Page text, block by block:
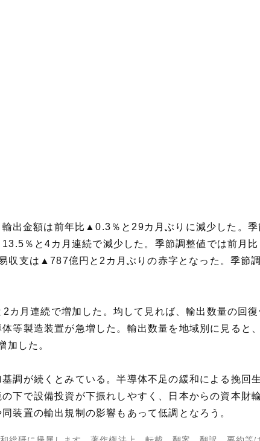
出金額は前年比▲0.3％と29カ月ぶりに減少した。
％と4カ月連続で減少した。季節調整値では前月
収支は▲787億円と2カ月ぶりの赤字となった。季節
月連続で増加した。均して見れば、輸出数量の回
等製造装置が急増した。輸出数量を地域別に見る
加した。
調が続くとみている。半導体不足の緩和による挽回
下で設備投資が下振れしやすく、日本からの資本財
装置の輸出規制の影響もあって低調となろう。